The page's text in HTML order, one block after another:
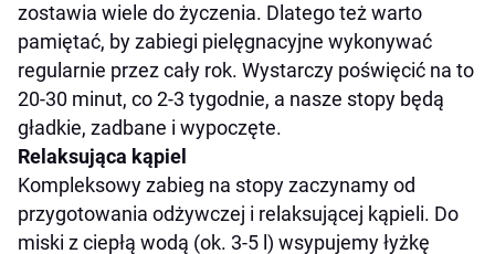
zostawia wiele do życzenia. Dlatego też warto
pamiętać, by zabiegi pielęgnacyjne wykonywać
regularnie przez cały rok. Wystarczy poświęcić na to
20-30 minut, co 2-3 tygodnie, a nasze stopy będą
gładkie, zadbane i wypoczęte.
Relaksująca kąpiel
Kompleksowy zabieg na stopy zaczynamy od
przygotowania odżywczej i relaksującej kąpieli. Do
miski z ciepłą wodą (ok. 3-5 l) wsypujemy łyżkę